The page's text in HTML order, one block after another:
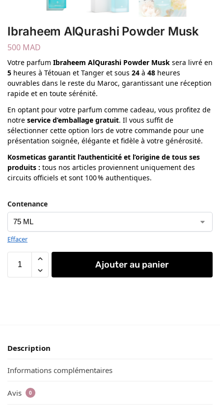
Ibraheem AlQurashi Powder Musk
500 MAD
Votre parfum Ibraheem AlQurashi Powder Musk sera livré en
5 heures à Tétouan et Tanger et sous 24 à 48 heures
ouvrables dans le reste du Maroc, garantissant une réception
rapide et en toute sérénité.
En optant pour votre parfum comme cadeau, vous profitez de
notre service d’emballage gratuit. Il vous suffit de
sélectionner cette option lors de votre commande pour une
présentation soignée, élégante et fidèle à votre générosité.
Kosmeticas garantit l’authenticité et l’origine de tous ses
produits : tous nos articles proviennent uniquement des
circuits officiels et sont 100 % authentiques.
Contenance
Effacer
Ajouter au panier
Description
Informations complémentaires
Avis 0